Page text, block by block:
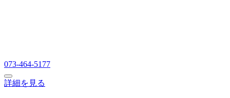
073-464-5177
詳細を見る